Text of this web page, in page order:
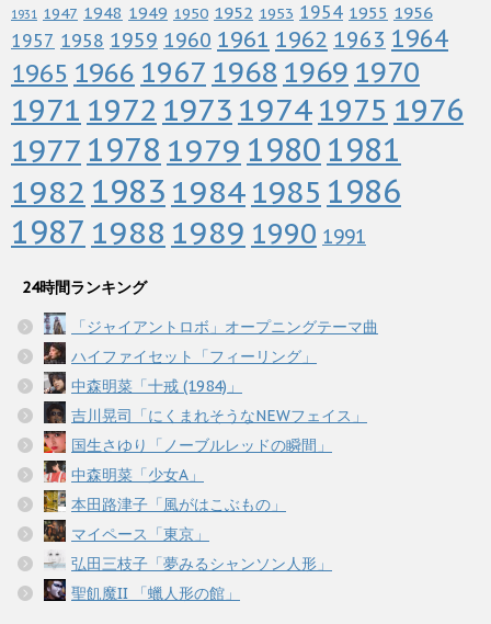
1931 1947 1948 1949 1950 1952 1953 1954 1955 1956
1957 1958 1959 1960 1961 1962 1963 1964
1965 1966 1967 1968 1969 1970
1971 1972 1973 1974 1975 1976
1977 1978 1979 1980 1981
1982 1983 19841985 1986
1987 1988 1989 1990 1991
24時間ランキング
「ジャイアントロボ」オープニングテーマ曲
ハイファイセット「フィーリング」
中森明菜「十戒 (1984)」
吉川晃司「にくまれそうなNEWフェイス」
国生さゆり「ノーブルレッドの瞬間」
中森明菜「少女A」
本田路津子「風がはこぶもの」
マイペース「東京」
弘田三枝子「夢みるシャンソン人形」
聖飢魔II 「蠟人形の館」